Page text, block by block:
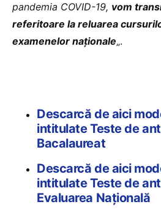
pandemia COVID-19, vom
referitoare la reluarea
examenelor naționale„.
Descarcă de aici
intitulate Teste de
Bacalaureat
Descarcă de aici
intitulate Teste de
Evaluarea Națională